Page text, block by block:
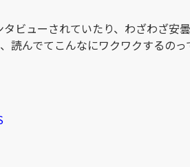
ビューされていたり、わざわざ安
んでてこんなにワクワクするのっ